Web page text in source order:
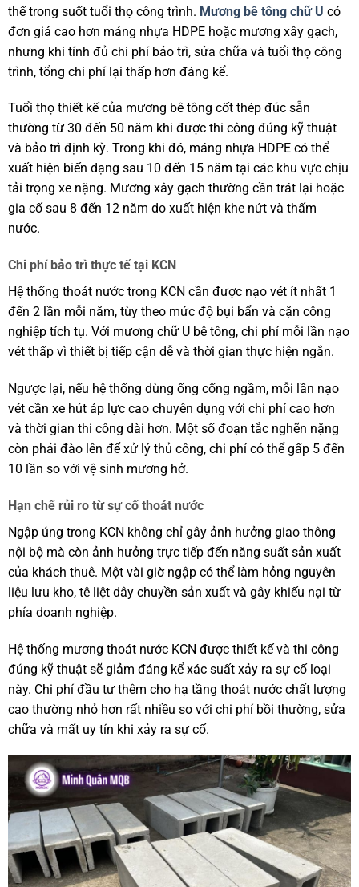
thế trong suốt tuổi thọ công trình. Mương bê tông chữ U có
đơn giá cao hơn máng nhựa HDPE hoặc mương xây gạch,
nhưng khi tính đủ chi phí bảo trì, sửa chữa và tuổi thọ công
trình, tổng chi phí lại thấp hơn đáng kể.
Tuổi thọ thiết kế của mương bê tông cốt thép đúc sẵn
thường từ 30 đến 50 năm khi được thi công đúng kỹ thuật
và bảo trì định kỳ. Trong khi đó, máng nhựa HDPE có thể
xuất hiện biến dạng sau 10 đến 15 năm tại các khu vực chịu
tải trọng xe nặng. Mương xây gạch thường cần trát lại hoặc
gia cố sau 8 đến 12 năm do xuất hiện khe nứt và thấm
nước.
Chi phí bảo trì thực tế tại KCN
Hệ thống thoát nước trong KCN cần được nạo vét ít nhất 1
đến 2 lần mỗi năm, tùy theo mức độ bụi bẩn và cặn công
nghiệp tích tụ. Với mương chữ U bê tông, chi phí mỗi lần nạo
vét thấp vì thiết bị tiếp cận dễ và thời gian thực hiện ngắn.
Ngược lại, nếu hệ thống dùng ống cống ngầm, mỗi lần nạo
vét cần xe hút áp lực cao chuyên dụng với chi phí cao hơn
và thời gian thi công dài hơn. Một số đoạn tắc nghẽn nặng
còn phải đào lên để xử lý thủ công, chi phí có thể gấp 5 đến
10 lần so với vệ sinh mương hở.
Hạn chế rủi ro từ sự cố thoát nước
Ngập úng trong KCN không chỉ gây ảnh hưởng giao thông
nội bộ mà còn ảnh hưởng trực tiếp đến năng suất sản xuất
của khách thuê. Một vài giờ ngập có thể làm hỏng nguyên
liệu lưu kho, tê liệt dây chuyền sản xuất và gây khiếu nại từ
phía doanh nghiệp.
Hệ thống mương thoát nước KCN được thiết kế và thi công
đúng kỹ thuật sẽ giảm đáng kể xác suất xảy ra sự cố loại
này. Chi phí đầu tư thêm cho hạ tầng thoát nước chất lượng
cao thường nhỏ hơn rất nhiều so với chi phí bồi thường, sửa
chữa và mất uy tín khi xảy ra sự cố.